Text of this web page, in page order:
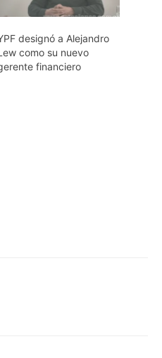
designó a Alejandro
como su nuevo
financiero